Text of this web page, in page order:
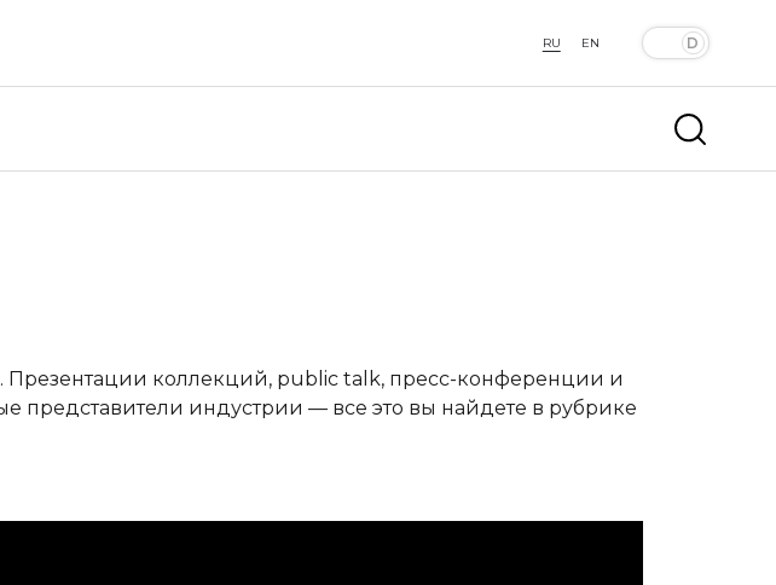
RU EN
коллекций, public talk, пресс-конференции и
представители индустрии — все это вы найдете в рубрике